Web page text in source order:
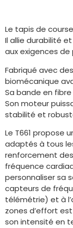
Le tapis de
Il allie durabilité
aux exigences
Fabriqué avec
biomécanique
Sa bande en
Son moteur
stabilité et
Le T661 propose
adaptés à tous
renforcement
fréquence
personnaliser sa
capteurs de
télémétrie) et à
zones d’effort
son intensité en